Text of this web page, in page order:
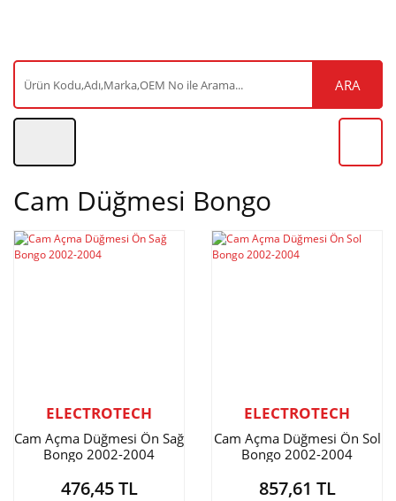
ARA
Cam Düğmesi Bongo
ELECTROTECH
Cam Açma Düğmesi Ön Sağ
Bongo 2002-2004
476,45 TL
ELECTROTECH
Cam Açma Düğmesi Ön Sol
Bongo 2002-2004
857,61 TL